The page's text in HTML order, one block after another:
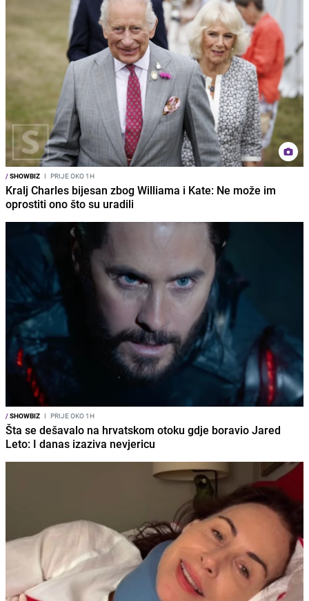
/SHOWBIZ I PRIJE OKO 1H
Kralj Charles bijesan zbog Williama i Kate: Ne može im
oprostiti ono što su uradili
/SHOWBIZ I PRIJE OKO 1H
Šta se dešavalo na hrvatskom otoku gdje boravio Jared
Leto: I danas izaziva nevjericu